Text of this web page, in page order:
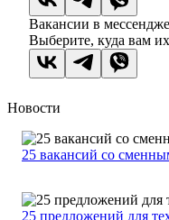
Вакансии в
Выберите, куда вам
Новости
25 вакансий со
25 предложений для